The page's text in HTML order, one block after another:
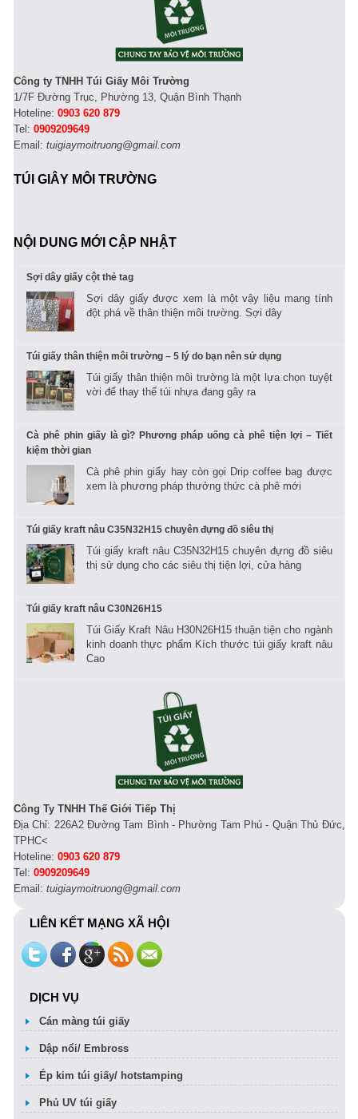
Công ty TNHH Túi Giấy Môi Trường
1/7F Đường Trục, Phường 13, Quận Bình Thạnh
Hoteline: 0903 620 879
Tel: 0909209649
Email: tuigiaymoitruong@gmail.com
TÚI GIÂY MÔI TRƯỜNG
NỘI DUNG MỚI CẬP NHẬT
Sợi dây giấy cột thẻ tag
Sợi dây giấy được xem là một vậy liệu mang tính
đột phá về thân thiện môi trường. Sợi dây
Túi giấy thân thiện môi trường – 5 lý do bạn nên sử dụng
Túi giấy thân thiện môi trường là một lựa chọn tuyệt
vời để thay thế túi nhựa đang gây ra
Cà phê phin giấy là gì? Phương pháp uống cà phê tiện lợi – Tiết
kiệm thời gian
Cà phê phin giấy hay còn gọi Drip coffee bag được
xem là phương pháp thưởng thức cà phê mới
Túi giấy kraft nâu C35N32H15 chuyên đựng đồ siêu thị
Túi giấy kraft nâu C35N32H15 chuyên đựng đồ siêu
thị sử dụng cho các siêu thị tiện lợi, cửa hàng
Túi giấy kraft nâu C30N26H15
Túi Giấy Kraft Nâu H30N26H15 thuận tiện cho ngành
kinh doanh thực phẩm Kích thước túi giấy kraft nâu
Cao
Công Ty TNHH Thế Giới Tiếp Thị
Địa Chỉ: 226A2 Đường Tam Bình - Phường Tam Phú - Quận Thủ Đức,
TPHC<
Hoteline: 0903 620 879
Tel: 0909209649
Email: tuigiaymoitruong@gmail.com
LIÊN KẾT MẠNG XÃ HỘI
DỊCH VỤ
Cán màng túi giấy
Dập nổi/ Embross
Ép kim túi giấy/ hotstamping
Phủ UV túi giấy